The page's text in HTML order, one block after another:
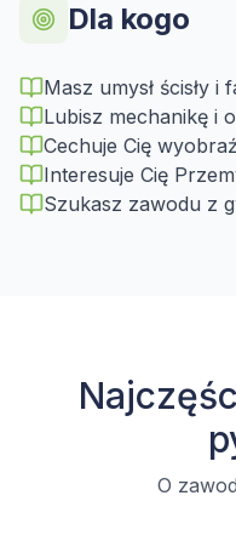
Dla kogo
Masz umysł ścisły i
Lubisz mechanikę i
Cechuje Cię
Interesuje Cię
Szukasz zawodu z
O